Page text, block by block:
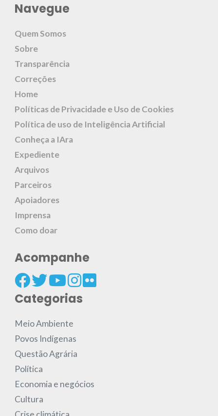
Navegue
Quem Somos
Sobre
Transparência
Correções
Home
Políticas de Privacidade e Uso de Cookies
Política de uso de Inteligência Artificial
Conheça a IAra
Expediente
Arquivos
Parceiros
Apoiadores
Imprensa
Como doar
Acompanhe
Categorias
Meio Ambiente
Povos Indígenas
Questão Agrária
Política
Economia e negócios
Cultura